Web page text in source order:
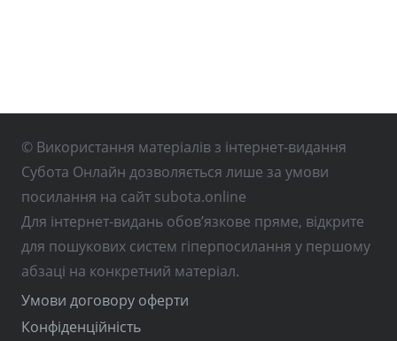
© Використання матеріалів з інтернет-видання
Субота Онлайн дозволяється лише за умови
посилання на сайт subota.online
Для інтернет-видань обов’язкове пряме, відкрите
для пошукових систем гіперпосилання у першому
абзаці на конкретний матеріал.
Умови договору оферти
Конфіденційність